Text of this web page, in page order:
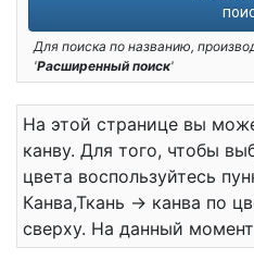
Для поиска по названию,
'Расширенный поиск'
На этой странице вы
канву. Для того, чтобы
цвета воспользуйтесь
Канва,Ткань -> канва по
сверху. На данный